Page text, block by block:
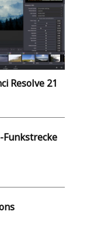
Resolve 21
Funkstrecke